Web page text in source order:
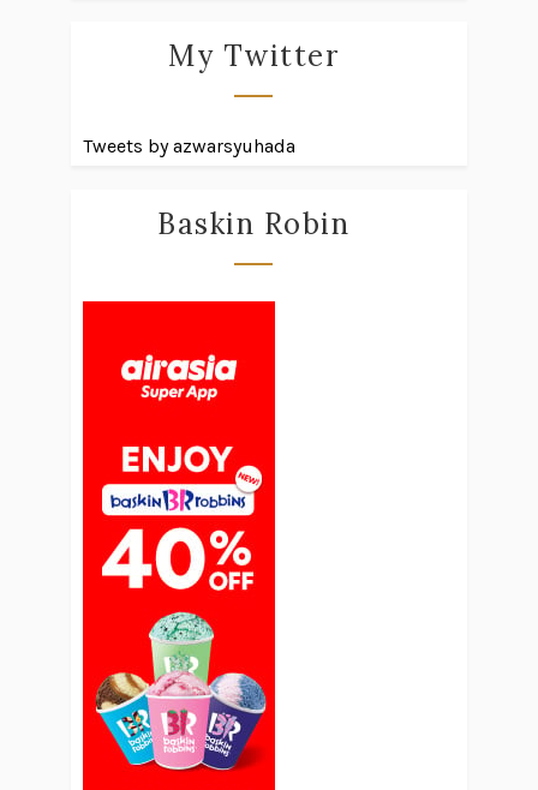
My Twitter
Tweets by azwarsyuhada
Baskin Robin